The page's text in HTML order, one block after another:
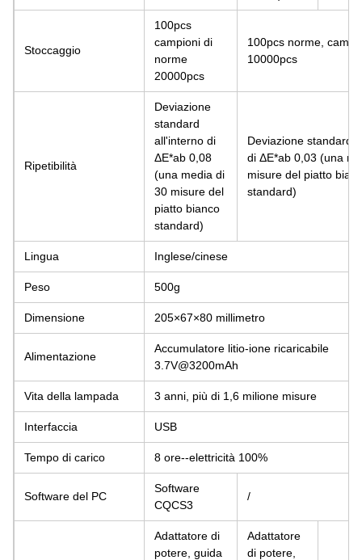
Stoccaggio
100pcs
campioni di
norme
20000pcs
100pcs norme,
10000pcs
Ripetibilità
Deviazione
standard
all'interno di
ΔE*ab 0,08
(una media di
30 misure del
piatto bianco
standard)
Deviazione standard
di ΔE*ab 0,03 (una
misure del piatto
standard)
Lingua Inglese/cinese
Peso 500g
Dimensione 205×67×80 millimetro
Alimentazione
Accumulatore litio-ione ricaricabile
3.7V@3200mAh
Vita della lampada 3 anni, più di 1,6 milione misure
Interfaccia USB
Tempo di carico 8 ore--elettricità 100%
Software del PC
Software
CQCS3
/
Adattatore di
potere, guida
Adattatore
di potere,